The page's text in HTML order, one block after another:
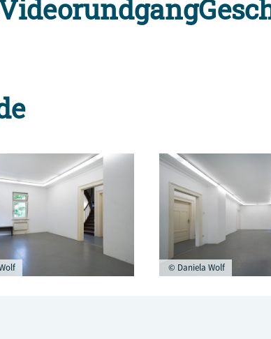
© Daniela Wolf